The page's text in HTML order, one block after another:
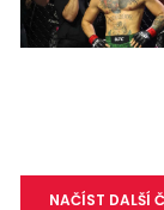
NAČÍST DALŠÍ